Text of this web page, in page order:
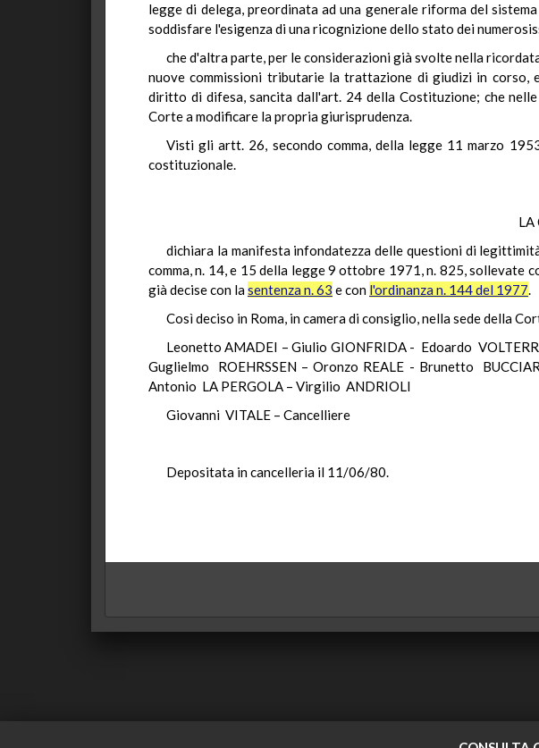
legge di delega, preordinata ad una generale riforma del
soddisfare l'esigenza di una ricognizione dello stato dei
che d'altra parte, per le considerazioni già svolte nella
nuove commissioni tributarie la trattazione di giudizi in corso,
diritto di difesa, sancita dall'art. 24 della Costituzione; che
Corte a modificare la propria giurisprudenza.
Visti gli artt. 26, secondo comma, della legge 11 marzo
costituzionale.
LA
dichiara la manifesta infondatezza delle questioni di
comma, n. 14, e 15 della legge 9 ottobre 1971, n. 825,
già decise con lasentenza n. 63 e con l'ordinanza n. 144 del 1977.
Così deciso in Roma, in camera di consiglio, nella sede della
Leonetto AMADEI – Giulio GIONFRIDA - Edoardo
Guglielmo ROEHRSSEN – Oronzo REALE - Brunetto
Antonio LA PERGOLA – Virgilio ANDRIOLI
Giovanni VITALE – Cancelliere
Depositata in cancelleria il 11/06/80.